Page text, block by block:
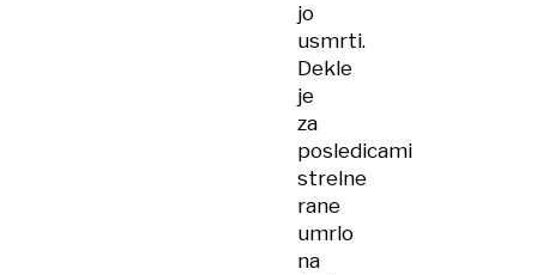
jo
usmrti.
Dekle
je
za
posledicami
strelne
rane
umrlo
na